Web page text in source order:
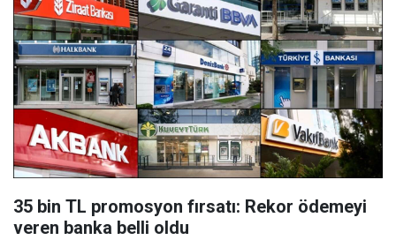
35 bin TL promosyon fırsatı: Rekor ödemeyi
veren banka belli oldu